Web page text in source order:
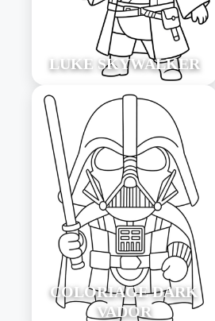
LUKE SKYWALKER
COLORIAGE DARK
VADOR